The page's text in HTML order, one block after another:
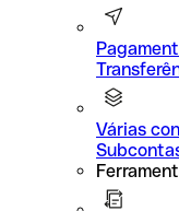
Várias